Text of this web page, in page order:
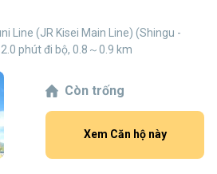
Line (JR Kisei Main Line) (Shingu -
phút đi bộ, 0.8～0.9 km
Còn trống
Xem Căn hộ này